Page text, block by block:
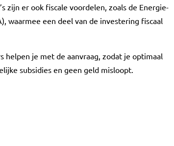
zijn er ook fiscale voordelen, zoals de Energie-
waarmee een deel van de investering fiscaal
helpen je met de aanvraag, zodat je optimaal
subsidies en geen geld misloopt.